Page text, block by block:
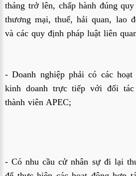
tháng trở lên, chấp hành đúng
thương mại, thuế, hải quan, lao
và các quy định pháp luật liên
- Doanh nghiệp phải có các
kinh doanh trực tiếp với đối
thành viên APEC;
- Có nhu cầu cử nhân sự đi lại